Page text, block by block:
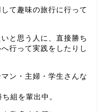
て趣味の旅行に行って
と思う人に、直接勝ち
行って実践をしたりし
ン・主婦・学生さんな
組を輩出中。